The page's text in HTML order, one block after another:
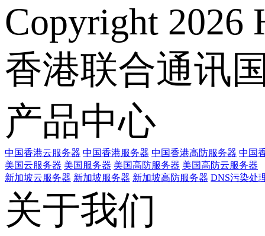
Copyright 2026
香港联合通讯
产品中心
中国香港云服务器 中国香港服务器 中国香港高防服务器 中国
美国云服务器 美国服务器 美国高防服务器 美国高防云服务器
新加坡云服务器 新加坡服务器 新加坡高防服务器 DNS污染处
关于我们